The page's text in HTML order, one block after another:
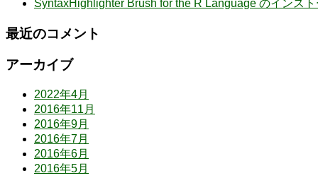
SyntaxHighlighter Brush for the R Language のインス
最近のコメント
アーカイブ
2022年4月
2016年11月
2016年9月
2016年7月
2016年6月
2016年5月